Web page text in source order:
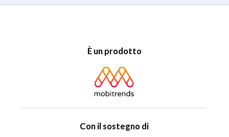
Con il sostegno di
È un prodotto